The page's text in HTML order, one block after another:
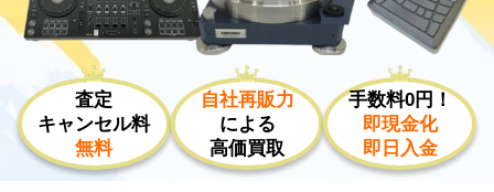
査定
キャンセル料
無料
自社再販力
による
高価買取
手数料0円！
即現金化
即日入金